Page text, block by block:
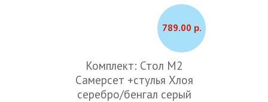
789.00 р.
Комплект: Стол М2
Самерсет +стулья Хлоя
серебро/бенгал серый